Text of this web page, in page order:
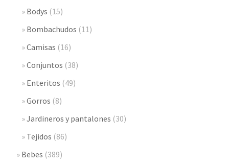
Bodys (15)
Bombachudos (11)
Camisas (16)
Conjuntos (38)
Enteritos (49)
Gorros (8)
Jardineros y pantalones (30)
Tejidos (86)
Bebes (389)